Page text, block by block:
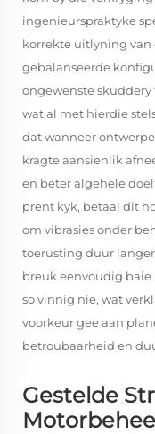
ingenieurspraktyke
korrekte uitlyning van
gebalanseerde
ongewenste
wat al met hierdie
dat wanneer
kragte aansienlik
en beter algehele
prent kyk, betaal dit
om vibrasies onder
toerusting duur
breuk eenvoudig baie
so vinnig nie, wat
voorkeur gee aan
betroubaarheid en
Gestelde